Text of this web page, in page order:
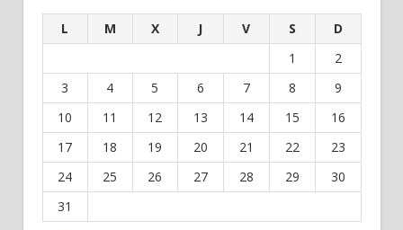
L M X J V S D
1
2
3
4 5 6 7 8
9
10
11 12 13 14 15
16
17
18 19 20 21 22
23
24
25 26 27 28 29
30
31